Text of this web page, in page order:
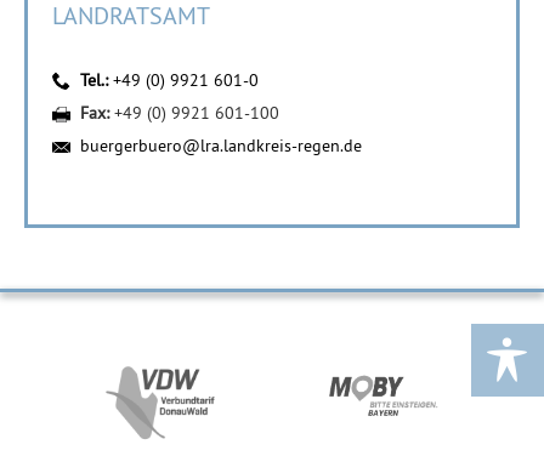
LANDRATSAMT
Tel.:+49 (0) 9921 601-0
Fax:+49 (0) 9921 601-100
buergerbuero@lra.landkreis-regen.de